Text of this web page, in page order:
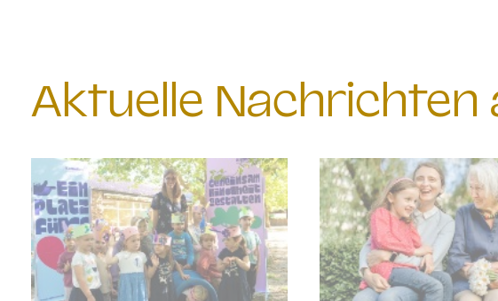
Aktuelle Nachrichten